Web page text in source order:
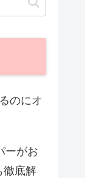
のにオ
ーがお
徹底解